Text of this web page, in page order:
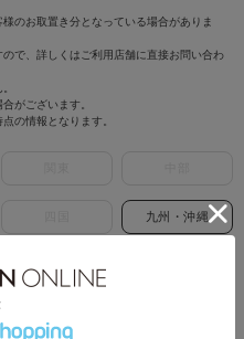
のお取置き分となっている場合がありま
で、詳しくはご利用店舗に直接お問い合わ
がございます。
の情報となります。
九州・沖縄